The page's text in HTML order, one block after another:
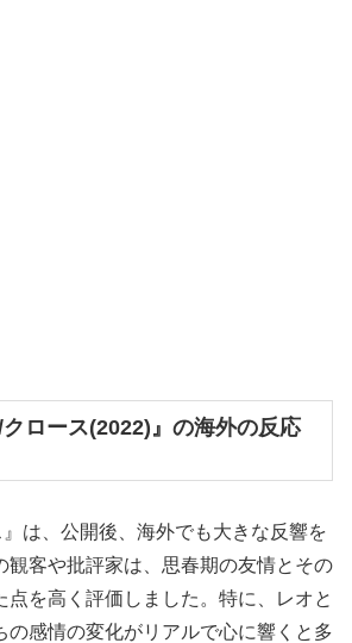
ロース(2022)』の海外の反応
』は、公開後、海外でも大きな反響を
観客や批評家は、思春期の友情とその
点を高く評価しました。特に、レオと
の感情の変化がリアルで心に響くと多